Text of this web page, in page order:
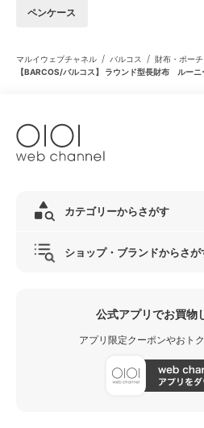
ペンケース
マルイウェブチャネル / バルコス / 財布・ポー
【BARCOS/バルコス】 ラウンド型長財布 ルーニ
カテゴリーからさがす
ショップ・ブランドからさが
公式アプリでお買物
アプリ限定クーポンやおト